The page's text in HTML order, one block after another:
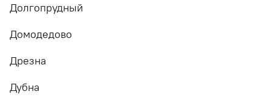
Долгопрудный
Домодедово
Дрезна
Дубна